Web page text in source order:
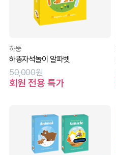
하뚱
하뚱자석놀이 알파벳
50,000원
회원 전용 특가